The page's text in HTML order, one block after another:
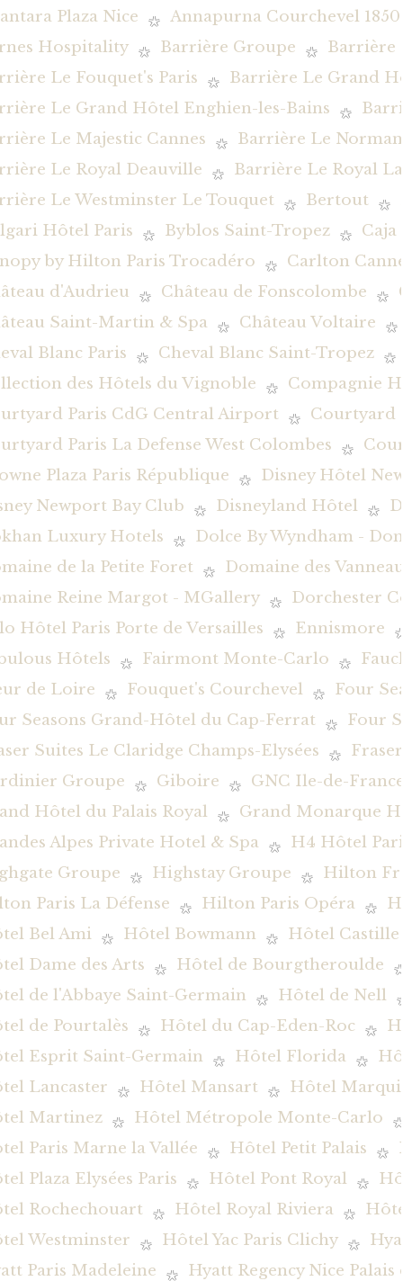
Plaza Nice
Annapurna Courchevel 1850
Hospitality
Barrière Groupe
Barrière
Le Fouquet's Paris
Barrière Le Grand
Le Grand Hôtel Enghien-les-Bains
Le Majestic Cannes
Barrière Le
Le Royal Deauville
Barrière Le Royal
Le Westminster Le Touquet
Bertout
Hôtel Paris
Byblos Saint-Tropez
by Hilton Paris Trocadéro
Carlton
d'Audrieu
Château de Fonscolombe
Saint-Martin & Spa
Château Voltaire
Blanc Paris
Cheval Blanc Saint-Tropez
des Hôtels du Vignoble
Compagnie
Paris CdG Central Airport
Courtyard
Paris La Defense West Colombes
Plaza Paris République
Disney Hôtel
Newport Bay Club
Disneyland Hôtel
Luxury Hotels
Dolce By Wyndham -
de la Petite Foret
Domaine des
Reine Margot - MGallery
Dorchester
Hôtel Paris Porte de Versailles
Ennismore
Hôtels
Fairmont Monte-Carlo
de Loire
Fouquet's Courchevel
Four
Seasons Grand-Hôtel du Cap-Ferrat
Four
Suites Le Claridge Champs-Elysées
Groupe
Giboire
GNC Ile-de-
Hôtel du Palais Royal
Grand Monarque
Alpes Private Hotel & Spa
H4 Hôtel
Groupe
Highstay Groupe
Hilton
Paris La Défense
Hilton Paris Opéra
Bel Ami
Hôtel Bowmann
Hôtel Castille
Dame des Arts
Hôtel de Bourgtheroulde
de l'Abbaye Saint-Germain
Hôtel de Nell
de Pourtalès
Hôtel du Cap-Eden-Roc
Esprit Saint-Germain
Hôtel Florida
Lancaster
Hôtel Mansart
Hôtel
Martinez
Hôtel Métropole Monte-Carlo
Paris Marne la Vallée
Hôtel Petit Palais
Plaza Elysées Paris
Hôtel Pont Royal
Rochechouart
Hôtel Royal Riviera
Westminster
Hôtel Yac Paris Clichy
Paris Madeleine
Hyatt Regency Nice